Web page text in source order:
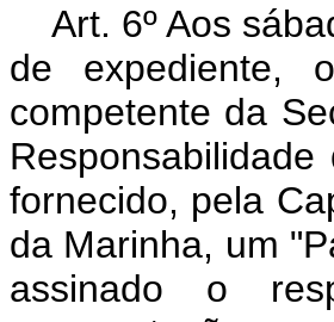
Art. 6º Aos
de expediente,
competente da
fornecido, pela
da Marinha, um
assinado o